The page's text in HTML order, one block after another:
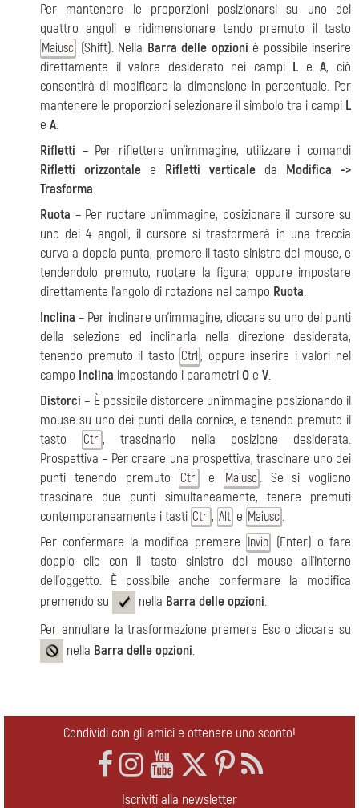
Per mantenere le proporzioni posizionarsi su uno dei
quattro angoli e ridimensionare tendo premuto il tasto
Maiusc (Shift). Nella Barra delle opzioni è possibile inserire
direttamente il valore desiderato nei campi L eA, ciò
consentirà di modificare la dimensione in percentuale. Per
mantenere le proporzioni selezionare il simbolo tra i campi L
e A.
Rifletti – Per riflettere un'immagine, utilizzare i comandi
Rifletti orizzontale e Rifletti verticale da Modifica ->
Trasforma.
Ruota – Per ruotare un'immagine, posizionare il cursore su
uno dei 4 angoli, il cursore si trasformerà in una freccia
curva a doppia punta, premere il tasto sinistro del mouse, e
tendendolo premuto, ruotare la figura; oppure impostare
direttamente l'angolo di rotazione nel campo Ruota.
Inclina – Per inclinare un'immagine, cliccare su uno dei punti
della selezione ed inclinarla nella direzione desiderata,
tenendo premuto il tasto Ctrl ; oppure inserire i valori nel
campo Inclina impostando i parametriO e V.
Distorci – È possibile distorcere un'immagine posizionando il
mouse su uno dei punti della cornice, e tenendo premuto il
tasto
Ctrl , trascinarlo nella posizione desiderata.
Prospettiva – Per creare una prospettiva, trascinare uno dei
punti tenendo premuto
Ctrl e Maiusc . Se si vogliono
trascinare due punti simultaneamente, tenere premuti
contemporaneamente i tasti Ctrl , Alt e Maiusc .
Per confermare la modifica premere Invio (Enter) o fare
doppio clic con il tasto sinistro del mouse all'interno
dell'oggetto. È possibile anche confermare la modifica
premendo su
nella Barra delle opzioni.
Per annullare la trasformazione premere Esc o cliccare su
nella Barra delle opzioni.
Condividi con gli amici e ottenere uno sconto!
Iscriviti alla newsletter